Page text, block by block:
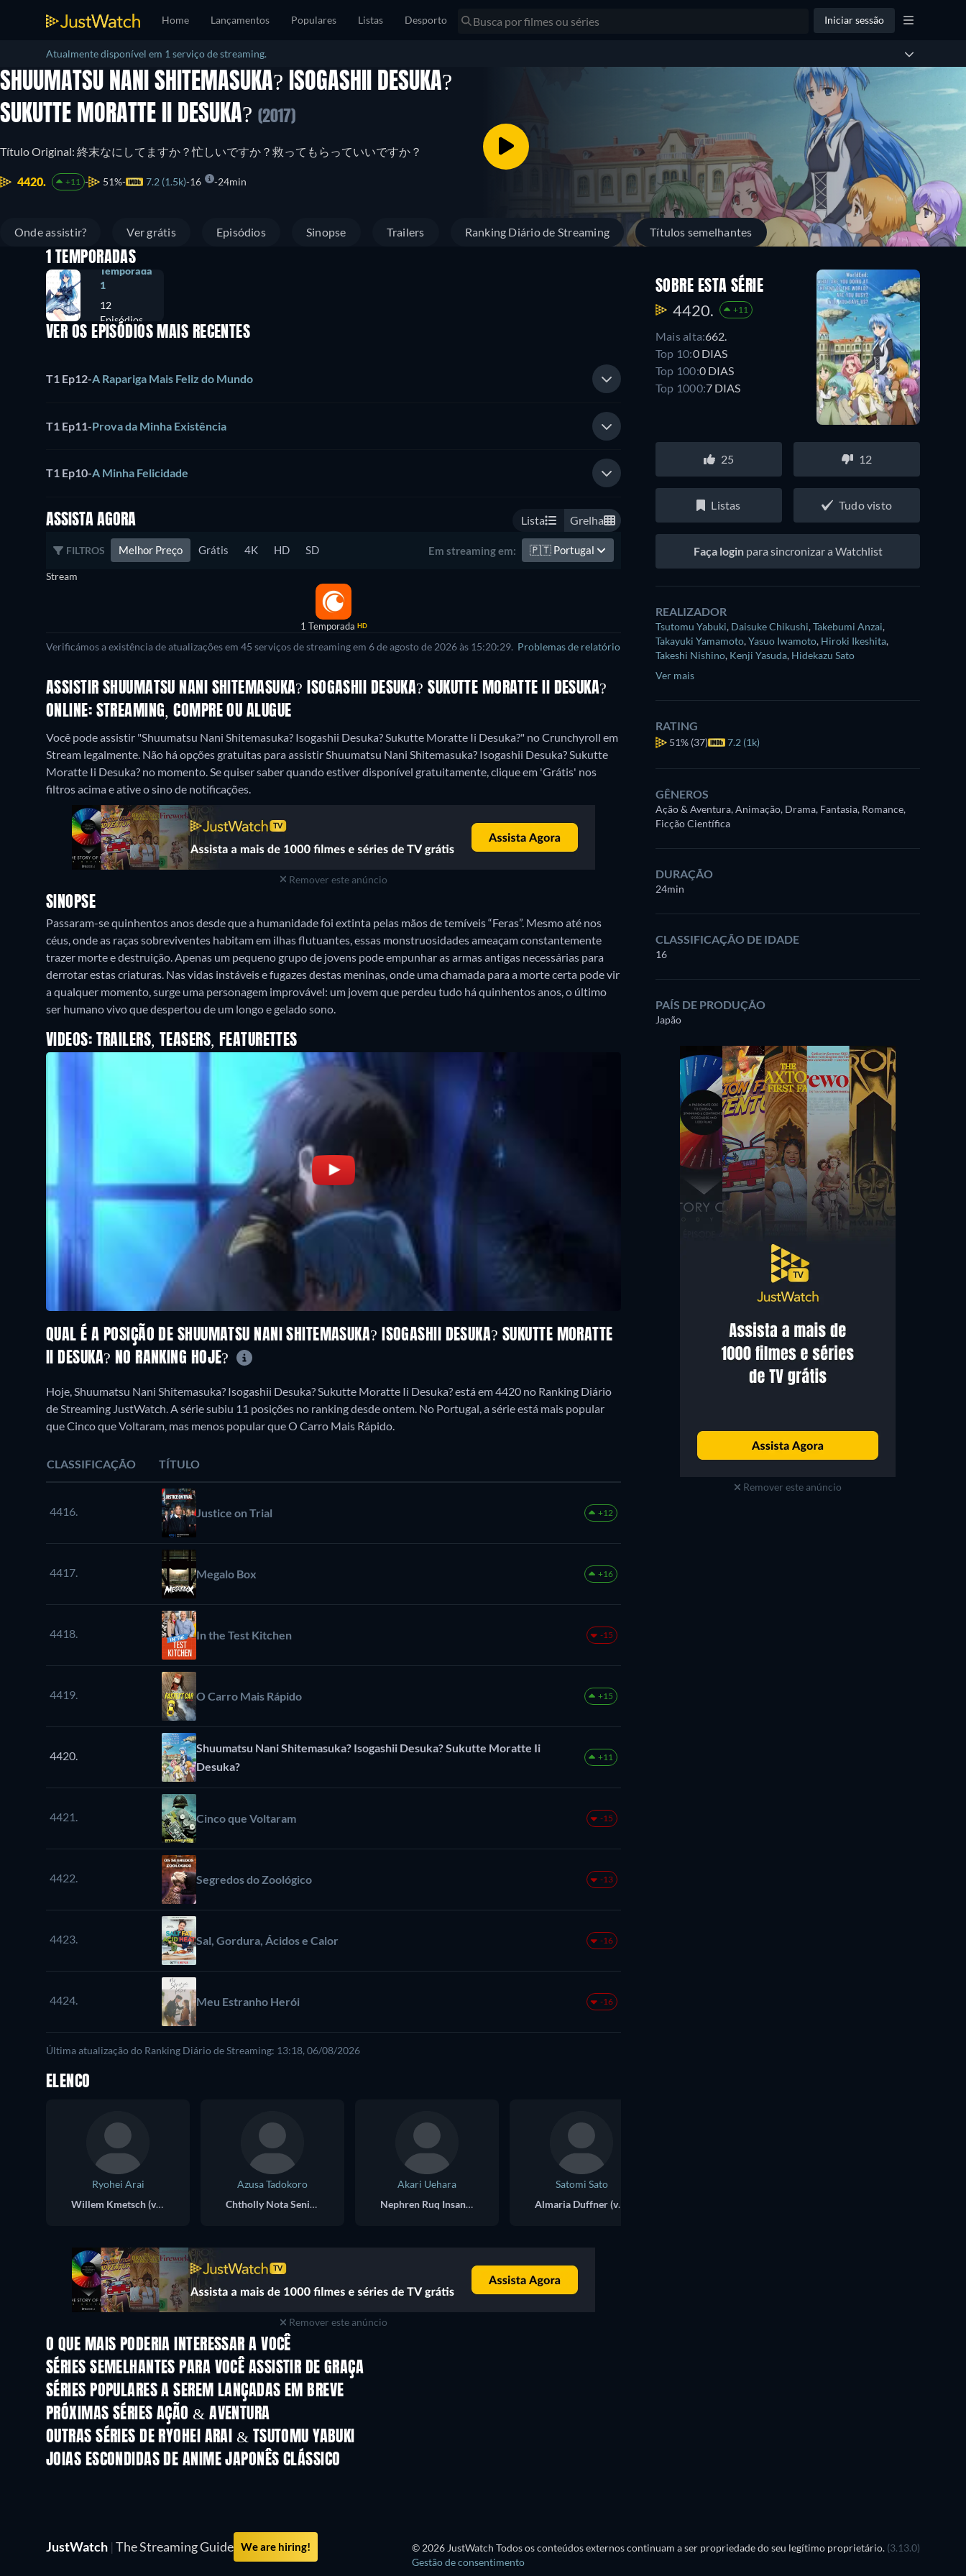
Home Lançamentos Populares Listas Desporto Iniciar sessão
Atualmente disponível em 1 serviço de streaming.
SHUUMATSU NANI SHITEMASUKA? ISOGASHII DESUKA?
SUKUTTE MORATTE II DESUKA? (2017)
Título Original: 終末なにしてますか？忙しいですか？救ってもらっていいですか？
4420. +11 51% 7.2 (1.5k) 16 24min
Onde assistir? Ver grátis Episódios Sinopse Trailers Ranking Diário de Streaming Títulos semelhantes
1 TEMPORADAS
Temporada
1
12
Episódios
VER OS EPISÓDIOS MAIS RECENTES
T1 Ep12-A Rapariga Mais Feliz do Mundo
T1 Ep11-Prova da Minha Existência
T1 Ep10-A Minha Felicidade
ASSISTA AGORA Lista Grelha
FILTROS Melhor Preço Grátis 4K HD SD Em streaming em: 🇵🇹 Portugal
Stream
1 Temporada HD
Verificámos a existência de atualizações em 45 serviços de streaming em 6 de agosto de 2026 às 15:20:29. Problemas de relatório
ASSISTIR SHUUMATSU NANI SHITEMASUKA? ISOGASHII DESUKA? SUKUTTE MORATTE II DESUKA?
ONLINE: STREAMING, COMPRE OU ALUGUE
Você pode assistir "Shuumatsu Nani Shitemasuka? Isogashii Desuka? Sukutte Moratte Ii Desuka?" no Crunchyroll em
Stream legalmente. Não há opções gratuitas para assistir Shuumatsu Nani Shitemasuka? Isogashii Desuka? Sukutte
Moratte Ii Desuka? no momento. Se quiser saber quando estiver disponível gratuitamente, clique em 'Grátis' nos
filtros acima e ative o sino de notificações.
Remover este anúncio
SINOPSE
Passaram-se quinhentos anos desde que a humanidade foi extinta pelas mãos de temíveis “Feras”. Mesmo até nos
céus, onde as raças sobreviventes habitam em ilhas flutuantes, essas monstruosidades ameaçam constantemente
trazer morte e destruição. Apenas um pequeno grupo de jovens pode empunhar as armas antigas necessárias para
derrotar estas criaturas. Nas vidas instáveis e fugazes destas meninas, onde uma chamada para a morte certa pode vir
a qualquer momento, surge uma personagem improvável: um jovem que perdeu tudo há quinhentos anos, o último
ser humano vivo que despertou de um longo e gelado sono.
VIDEOS: TRAILERS, TEASERS, FEATURETTES
SOBRE ESTA SÉRIE
4420. +11
Mais alta:662.
Top 10:0 DIAS
Top 100:0 DIAS
Top 1000:7 DIAS
25 12
Listas Tudo visto
Faça loginpara sincronizar a Watchlist
REALIZADOR
Tsutomu Yabuki, Daisuke Chikushi,Takebumi Anzai,
Takayuki Yamamoto,Yasuo Iwamoto, Hiroki Ikeshita,
Takeshi Nishino, Kenji Yasuda, Hidekazu Sato
Ver mais
RATING
51% (37) 7.2 (1k)
GÊNEROS
Ação & Aventura, Animação, Drama, Fantasia, Romance,
Ficção Científica
DURAÇÃO
24min
CLASSIFICAÇÃO DE IDADE
16
PAÍS DE PRODUÇÃO
Japão
Remover este anúncio
QUAL É A POSIÇÃO DE SHUUMATSU NANI SHITEMASUKA? ISOGASHII DESUKA? SUKUTTE MORATTE
II DESUKA? NO RANKING HOJE?
Hoje, Shuumatsu Nani Shitemasuka? Isogashii Desuka? Sukutte Moratte Ii Desuka? está em 4420 no Ranking Diário
de Streaming JustWatch. A série subiu 11 posições no ranking desde ontem. No Portugal, a série está mais popular
que Cinco que Voltaram, mas menos popular que O Carro Mais Rápido.
CLASSIFICAÇÃO TÍTULO
4416. Justice on Trial +12
4417. Megalo Box +16
4418. In the Test Kitchen -15
4419. O Carro Mais Rápido +15
4420.
Shuumatsu Nani Shitemasuka? Isogashii Desuka? Sukutte Moratte Ii
Desuka?
+11
4421. Cinco que Voltaram -15
4422. Segredos do Zoológico -13
4423. Sal, Gordura, Ácidos e Calor -16
4424. Meu Estranho Herói -16
Última atualização do Ranking Diário de Streaming: 13:18, 06/08/2026
ELENCO
Ryohei Arai
Willem Kmetsch (voice)
Azusa Tadokoro
Chtholly Nota Seniorious (voice)
Akari Uehara
Nephren Ruq Insania (voice)
Satomi Sato
Almaria Duffner (voice)
Remover este anúncio
O QUE MAIS PODERIA INTERESSAR A VOCÊ
Série
SÉRIES SEMELHANTES PARA VOCÊ ASSISTIR DE GRAÇA
Série Série
SÉRIES POPULARES A SEREM LANÇADAS EM BREVE
Série Série
PRÓXIMAS SÉRIES AÇÃO & AVENTURA
Temporada 2 Temporada 1
OUTRAS SÉRIES DE RYOHEI ARAI & TSUTOMU YABUKI
Série Série
JOIAS ESCONDIDAS DE ANIME JAPONÊS CLÁSSICO
Série Série
JustWatch | The Streaming Guide We are hiring! © 2026 JustWatch Todos os conteúdos externos continuam a ser propriedade do seu legítimo proprietário. (3.13.0)
Gestão de consentimento